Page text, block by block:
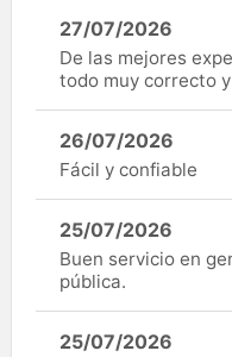
27/07/2026
De las mejores
todo muy correcto
26/07/2026
Fácil y confiable
25/07/2026
Buen servicio en
pública.
25/07/2026